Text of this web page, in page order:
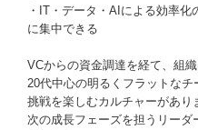
・IT・データ・AIによる効率
に集中できる
VCからの資金調達を経て、組織
20代中心の明るくフラットな
挑戦を楽しむカルチャーがあり
次の成長フェーズを担うリーダ